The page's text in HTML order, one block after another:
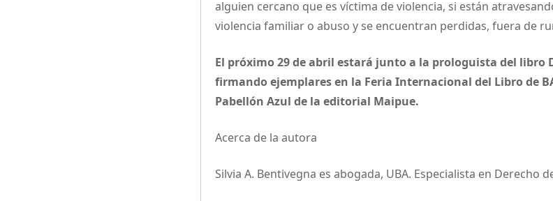
alguien cercano que es víctima de violencia, si están
violencia familiar o abuso y se encuentran perdidas, fuera de
El próximo 29 de abril estará junto a la prologuista del libro
firmando ejemplares en la Feria Internacional del Libro de
Pabellón Azul de la editorial Maipue.
Acerca de la autora
Silvia A. Bentivegna es abogada, UBA. Especialista en Derecho